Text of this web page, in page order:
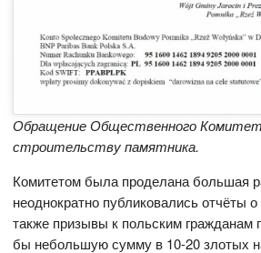
Обращение Общественного
строительству памятника.
Комитетом была проделана большая
неоднократно публиковались отчёты
также призывы к польским гражданам
бы небольшую сумму в 10-20 злотых